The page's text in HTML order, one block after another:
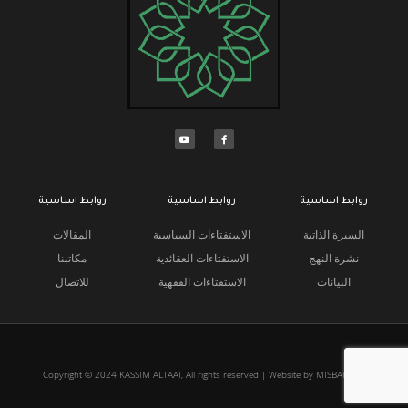
روابط اساسية
السيرة الذاتية
نشرة النهج
البيانات
روابط اساسية
الاستفتاءات السياسية
الاستفتاءات العقائدية
الاستفتاءات الفقهية
روابط اساسية
المقالات
مكاتبنا
للاتصال
Copyright © 2024 KASSIM ALTAAI, All rights reserved | Website by MISBARcom